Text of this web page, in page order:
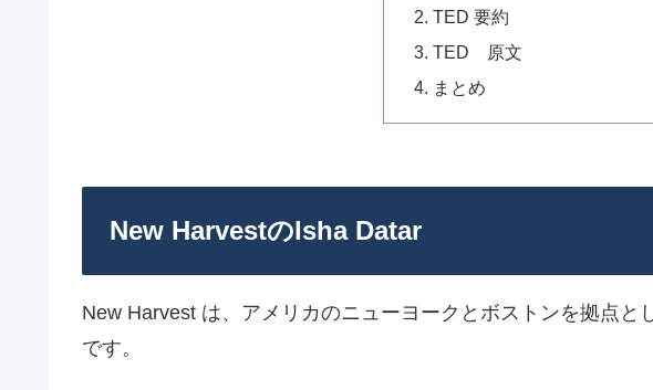
TED 要約
TED 原文
まとめ
New HarvestのIsha Datar
New Harvest は、アメリカのニューヨークとボストンを拠点と
です。